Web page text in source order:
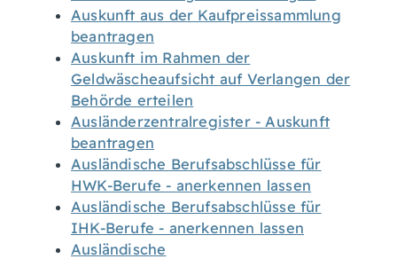
Auskunft aus der Kaufpreissammlung
beantragen
Auskunft im Rahmen der
Geldwäscheaufsicht auf Verlangen der
Behörde erteilen
Ausländerzentralregister - Auskunft
beantragen
Ausländische Berufsabschlüsse für
HWK-Berufe - anerkennen lassen
Ausländische Berufsabschlüsse für
IHK-Berufe - anerkennen lassen
Ausländische